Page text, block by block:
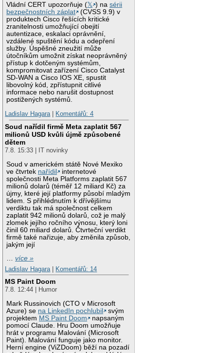
Vládní CERT upozorňuje (𝕏 ) nasérii
bezpečnostních záplat
(CVSS 9.9) v
produktech Cisco řešících kritické
zranitelnosti umožňující obejití
autentizace, eskalaci oprávnění,
vzdálené spuštění kódu a odepření
služby. Úspěšné zneužití může
útočníkům umožnit získat neoprávněný
přístup k dotčeným systémům,
kompromitovat zařízení Cisco Catalyst
SD-WAN a Cisco IOS XE, spustit
libovolný kód, zpřístupnit citlivé
informace nebo narušit dostupnost
postižených systémů.
Ladislav Hagara| Komentářů: 4
Soud nařídil firmě Meta zaplatit 567
milionů USD kvůli újmě způsobené
dětem
7.8. 15:33 | IT novinky
Soud v americkém státě Nové Mexiko
ve čtvrtek nařídil
internetové
společnosti Meta Platforms zaplatit 567
milionů dolarů (téměř 12 miliard Kč) za
újmy, které její platformy působí mladým
lidem. S přihlédnutím k dřívějšímu
verdiktu tak má společnost celkem
zaplatit 942 milionů dolarů, což je malý
zlomek jejího ročního výnosu, který loni
činil 60 miliard dolarů. Čtvrteční verdikt
firmě také nařizuje, aby změnila způsob,
jakým její
…více »
Ladislav Hagara
Komentářů: 14
MS Paint Doom
7.8. 12:44 | Humor
Mark Russinovich (CTO v Microsoft
Azure) se na LinkedIn pochlubil
svým
projektem MS Paint Doom
napsaným
pomocí Claude. Hru Doom umožňuje
hrát v programu Malování (Microsoft
Paint). Malování funguje jako monitor.
Herní engine (ViZDoom) běží na pozadí